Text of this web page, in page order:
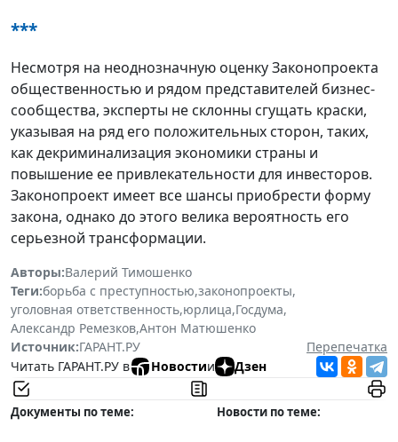
***
Несмотря на неоднозначную оценку Законопроекта
общественностью и рядом представителей бизнес-
сообщества, эксперты не склонны сгущать краски,
указывая на ряд его положительных сторон, таких,
как декриминализация экономики страны и
повышение ее привлекательности для инвесторов.
Законопроект имеет все шансы приобрести форму
закона, однако до этого велика вероятность его
серьезной трансформации.
Авторы:Валерий Тимошенко
Теги:борьба с преступностью,законопроекты,
уголовная ответственность,юрлица,Госдума,
Александр Ремезков,Антон Матюшенко
Источник:ГАРАНТ.РУ
Перепечатка
Читать ГАРАНТ.РУ в
Новостии Дзен
Документы по теме: Новости по теме: